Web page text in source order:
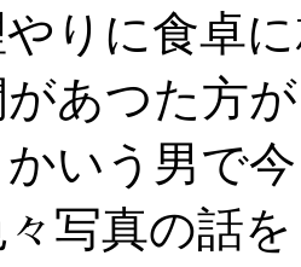
りに食卓
あつた方
いう男で
写真の話